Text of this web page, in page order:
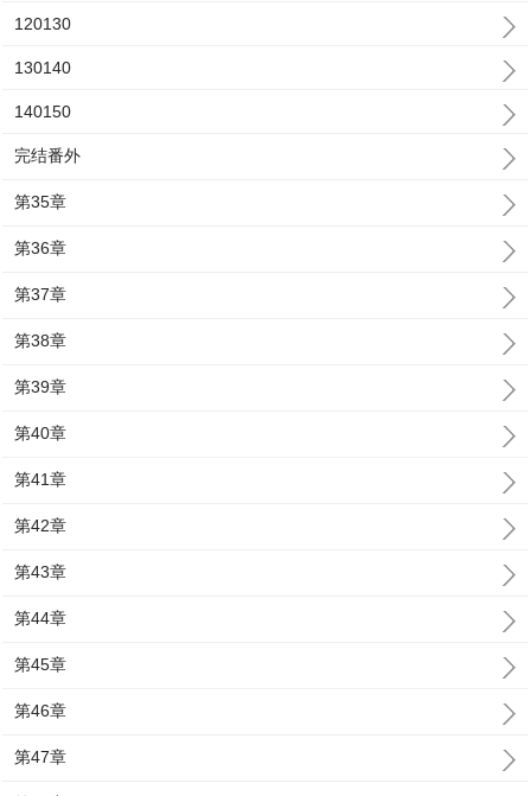
120130
130140
140150
完结番外
第35章
第36章
第37章
第38章
第39章
第40章
第41章
第42章
第43章
第44章
第45章
第46章
第47章